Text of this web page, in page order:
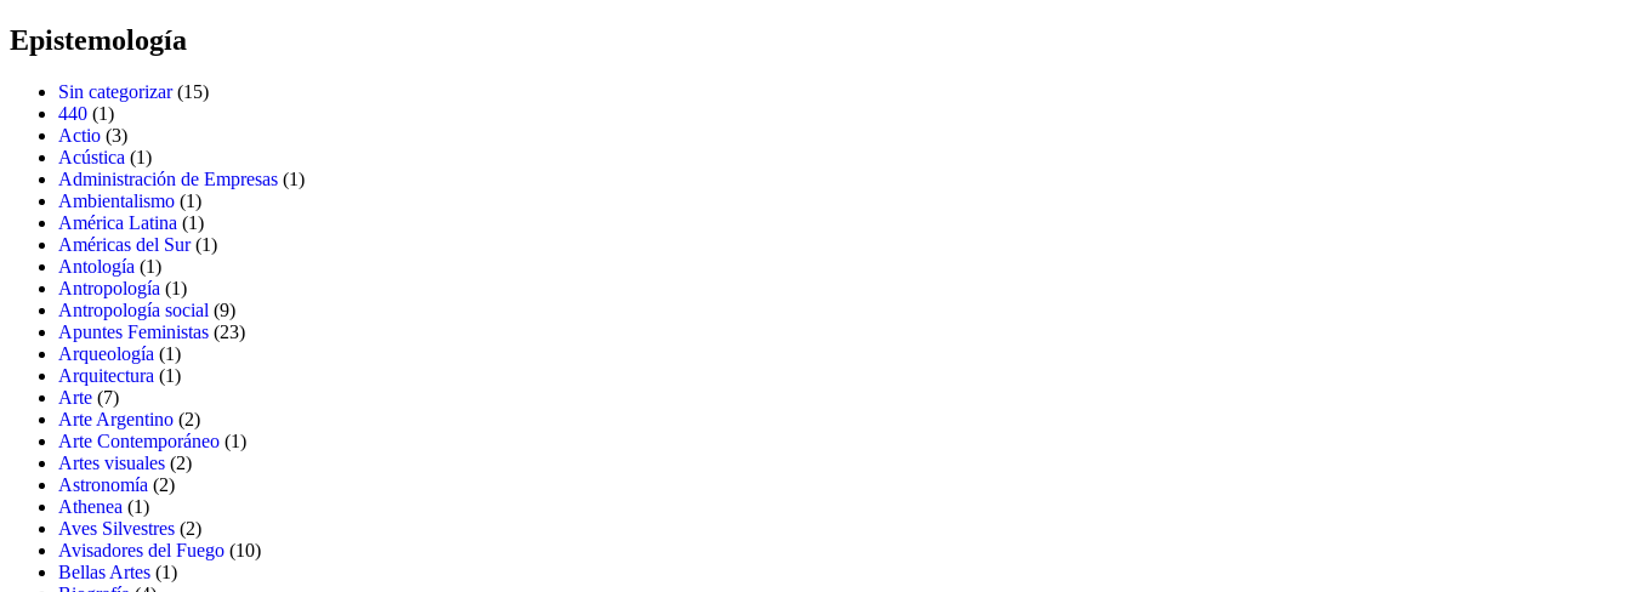
Epistemología
Sin categorizar 1515
440 11
producto
Actio 33
productos
Acústica 11
producto
Administración de Empresas 11
Ambientalismo 11
producto
América Latina 11
producto
Américas del Sur 11
Antología 11
producto
Antropología 11
producto
Antropología social 99
productos
Apuntes Feministas 2323
Arqueología 11
producto
Arquitectura 11
Arte 77
productos
Arte Argentino 22
productos
Arte Contemporáneo 11
Artes visuales 22
Astronomía 22
Athenea 11
producto
Aves Silvestres 22
productos
Avisadores del Fuego 1010
Bellas Artes 11